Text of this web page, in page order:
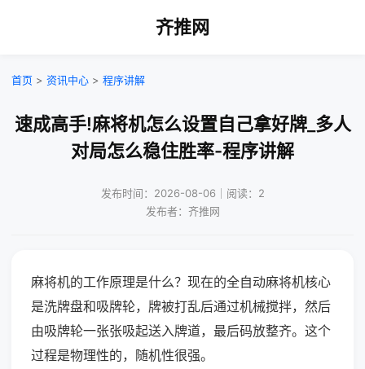
齐推网
首页 > 资讯中心 > 程序讲解
速成高手!麻将机怎么设置自己拿好牌_多人
对局怎么稳住胜率-程序讲解
发布时间：2026-08-06｜阅读：2
发布者：齐推网
麻将机的工作原理是什么？现在的全自动麻将机核心
是洗牌盘和吸牌轮，牌被打乱后通过机械搅拌，然后
由吸牌轮一张张吸起送入牌道，最后码放整齐。这个
过程是物理性的，随机性很强。